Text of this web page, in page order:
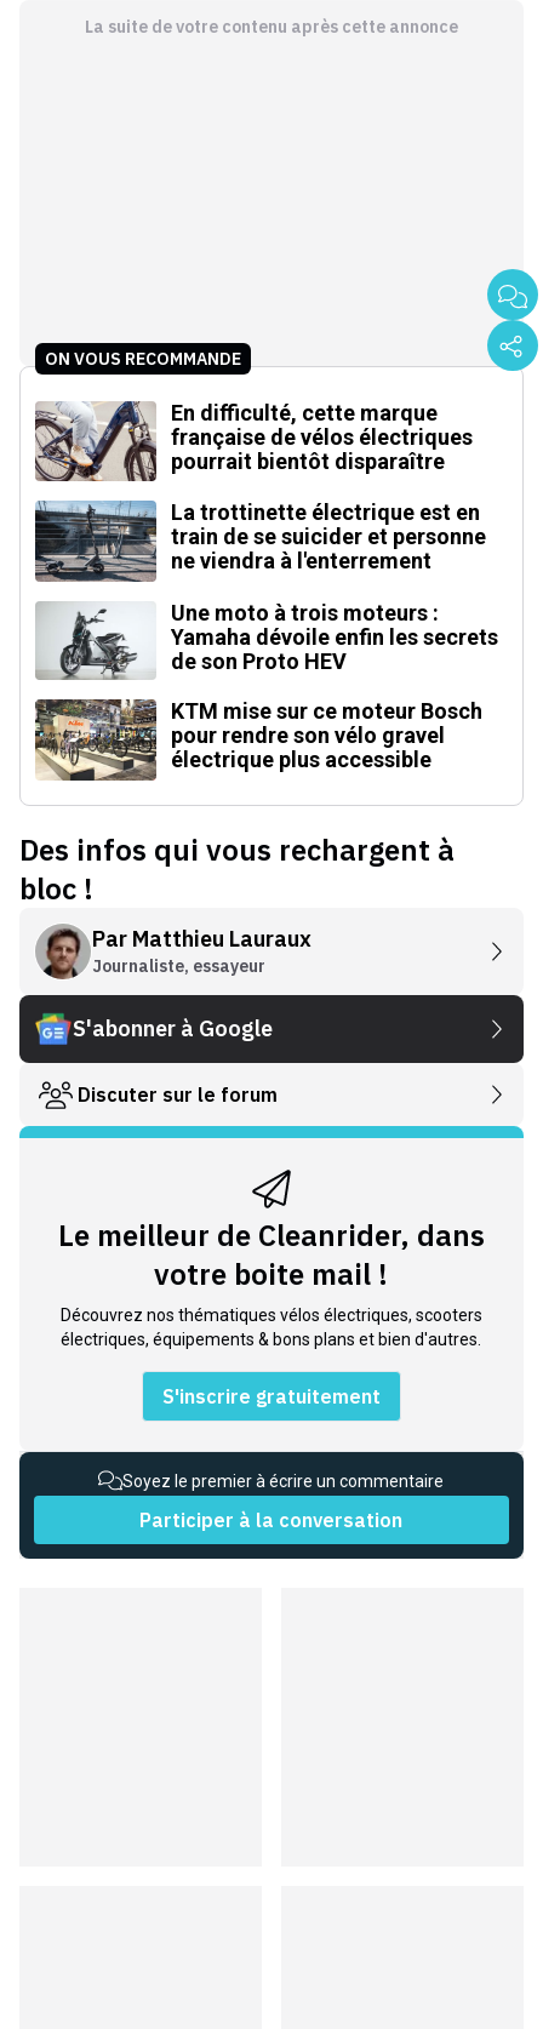
La suite de votre contenu après cette annonce
ON VOUS RECOMMANDE
En difficulté, cette marque
française de vélos électriques
pourrait bientôt disparaître
La trottinette électrique est en
train de se suicider et personne
ne viendra à l'enterrement
Une moto à trois moteurs :
Yamaha dévoile enfin les secrets
de son Proto HEV
KTM mise sur ce moteur Bosch
pour rendre son vélo gravel
électrique plus accessible
Des infos qui vous rechargent à
bloc !
Par Matthieu Lauraux
Journaliste, essayeur
S'abonner à Google
Discuter sur le forum
Le meilleur de Cleanrider, dans
votre boite mail !
Découvrez nos thématiques vélos électriques, scooters
électriques, équipements & bons plans et bien d'autres.
S'inscrire gratuitement
Soyez le premier à écrire un commentaire
Participer à la conversation